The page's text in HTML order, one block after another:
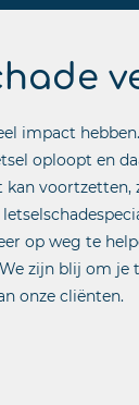
impact
oploopt en
kan voortzetten,
op weg te
zijn blij om je
onze cliënten.